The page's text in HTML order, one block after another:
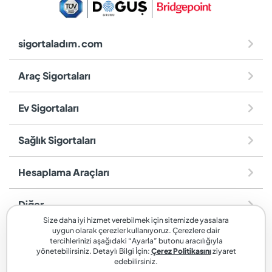
sigortaladım.com
Araç Sigortaları
Ev Sigortaları
Sağlık Sigortaları
Hesaplama Araçları
Diğer
sigortaladım.com, SİGORTALADIM SİGORTA VE REASÜRANS
BROKERLİĞİ A.Ş. markasıdır.
Size daha iyi hizmet verebilmek için sitemizde yasalara
uygun olarak çerezler kullanıyoruz. Çerezlere dair
tercihlerinizi aşağıdaki “Ayarla” butonu aracılığıyla
yönetebilirsiniz. Detaylı Bilgi İçin: Çerez Politikasınıziyaret
edebilirsiniz.